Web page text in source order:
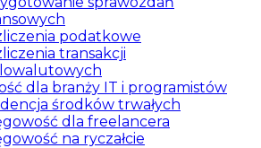
podatkowe
transakcji
dla branży IT i programistów
środków trwałych
dla freelancera
na ryczałcie